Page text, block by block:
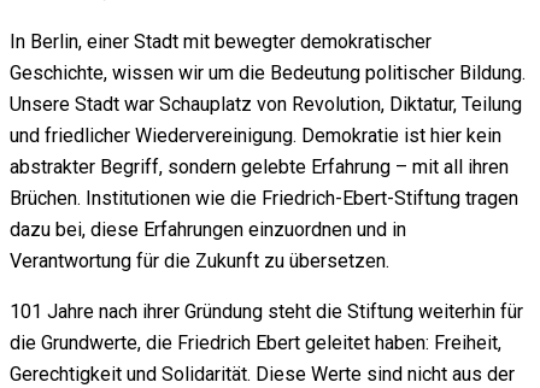
In Berlin, einer Stadt mit bewegter demokratischer
Geschichte, wissen wir um die Bedeutung politischer Bildung.
Unsere Stadt war Schauplatz von Revolution, Diktatur, Teilung
und friedlicher Wiedervereinigung. Demokratie ist hier kein
abstrakter Begriff, sondern gelebte Erfahrung – mit all ihren
Brüchen. Institutionen wie die Friedrich-Ebert-Stiftung tragen
dazu bei, diese Erfahrungen einzuordnen und in
Verantwortung für die Zukunft zu übersetzen.
101 Jahre nach ihrer Gründung steht die Stiftung weiterhin für
die Grundwerte, die Friedrich Ebert geleitet haben: Freiheit,
Gerechtigkeit und Solidarität. Diese Werte sind nicht aus der